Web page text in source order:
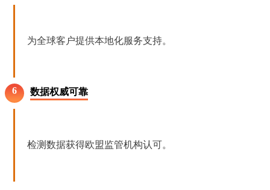
为全球客户提供本地化服务支持。
6 数据权威可靠
检测数据获得欧盟监管机构认可。